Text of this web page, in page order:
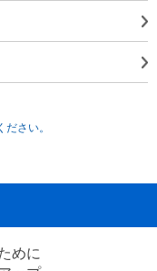
さい。
めに